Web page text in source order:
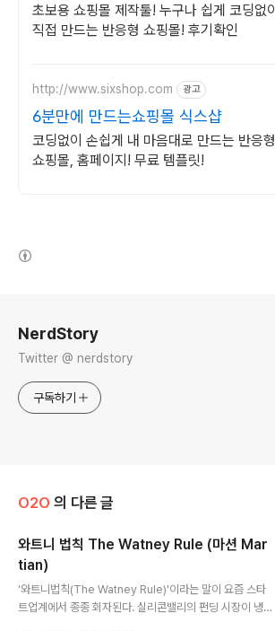
초보용 쇼핑몰 제작툴! 누구나 쉽게 코딩없이
직접 만드는 반응형 쇼핑몰! 후기확인
http://www.sixshop.com 광고
6분만에 만드는쇼핑몰 식스샵
코딩없이 손쉽게 내 마음대로 만드는 반응형
쇼핑몰, 홈페이지! 무료 템플릿!
NerdStory
Twitter @ nerdstory
구독하기
O2O 의 다른 글
와트니 법칙 The Watney Rule (마션 Mar
tian)
'와트니법칙(The Watney Rule)'이라는 말이 요즘 스타
트업계에서 종종 회자된다. 실리콘밸리의 펀딩 시장이 냉